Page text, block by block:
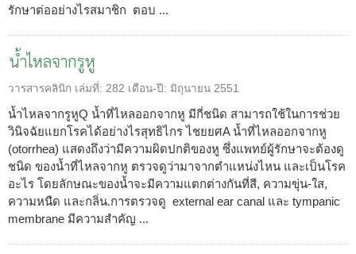
รักษาต่ออย่างไรสมาชิก ตอบ ...
น้ำไหลจากรูหู
วารสารคลินิก เล่มที่: 282 เดือน-ปี: มิถุนายน 2551
น้ำไหลจากรูหูQ น้ำที่ไหลออกจากหู มีกี่ชนิด สามารถใช้ในการช่วย
วินิจฉัยแยกโรคได้อย่างไรสุทธิไกร ไชยยศA น้ำที่ไหลออกจากหู
(otorrhea) แสดงถึงว่ามีความผิดปกติของหู ซึ่งแพทย์ผู้รักษาจะต้องดู
ชนิด ของน้ำที่ไหลจากหู ตรวจดูว่ามาจากตำแหน่งไหน และเป็นโรค
อะไร โดยลักษณะของน้ำจะมีความแตกต่างกันที่สี, ความขุ่น-ใส,
ความหนืด และกลิ่น.การตรวจดู external ear canal และ tympanic
membrane มีความสำคัญ ...